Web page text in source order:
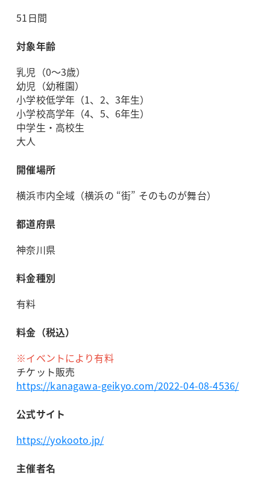
51日間
対象年齢
乳児（0～3歳）
幼児（幼稚園）
小学校低学年（1、2、3年生）
小学校高学年（4、5、6年生）
中学生・高校生
大人
開催場所
横浜市内全域（横浜の “街” そのものが舞台）
都道府県
神奈川県
料金種別
有料
料金（税込）
※イベントにより有料
チケット販売
https://kanagawa-geikyo.com/2022-04-08-4536/
公式サイト
https://yokooto.jp/
主催者名